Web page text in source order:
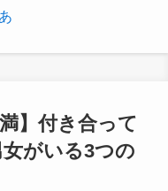
】付き合って
がいる3つの